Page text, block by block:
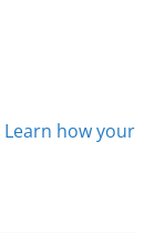
Learn how your